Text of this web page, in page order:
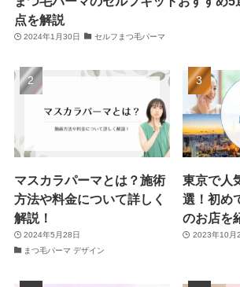
点を解説
2024年1月30日 セルフまつ毛パーマ
マスカラパーマとは？施術
方法や料金について詳しく
解説！
2024年5月28日
まつ毛パーマ デザイン
東京で人
選！初め
のお店を
2023年10月